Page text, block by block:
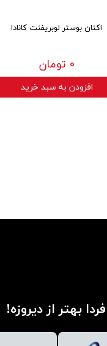
اکتان بوستر لوبریفنت کانادا
۰ تومان
افزودن به سبد خرید
فردا بهتر از دیروزه!